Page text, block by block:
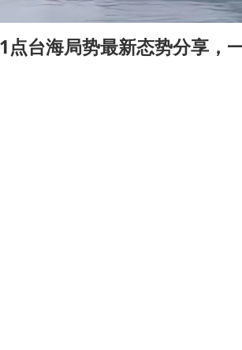
点台海局势最新态势分享，